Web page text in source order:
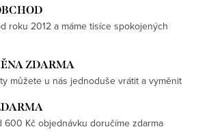
roku 2012 a máme tisíce spokojených
ZDARMA
můžete u nás jednoduše vrátit a vyměnit
600 Kč objednávku doručíme zdarma